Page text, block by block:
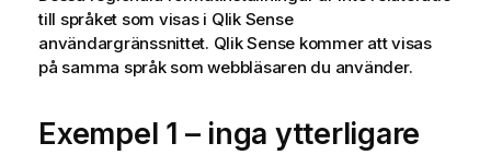
till språket som visas i Qlik Sense
användargränssnittet. Qlik Sense kommer att visas
på samma språk som webbläsaren du använder.
Exempel 1 – inga ytterligare